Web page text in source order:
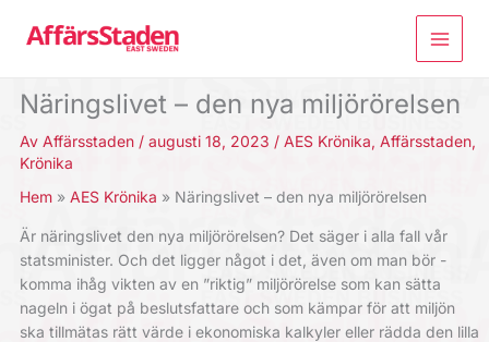
Näringslivet – den nya miljörörelsen
Av Affärsstaden / augusti 18, 2023 / AES Krönika, Affärsstaden,
Krönika
Hem
AES Krönika Näringslivet – den nya miljörörelsen
Är näringslivet den nya miljörörelsen? Det säger i alla fall vår
statsminister. Och det ligger något i det, även om man bör ­
komma ihåg vikten av en ”riktig” miljö­rörelse som kan sätta
nageln i ögat på ­beslutsfattare och som kämpar för att miljön
ska tillmätas rätt värde i ­eko­nom­iska kalkyler eller rädda den ­lilla